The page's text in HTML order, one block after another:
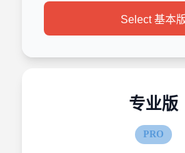
Select 基本
专业版
PRO